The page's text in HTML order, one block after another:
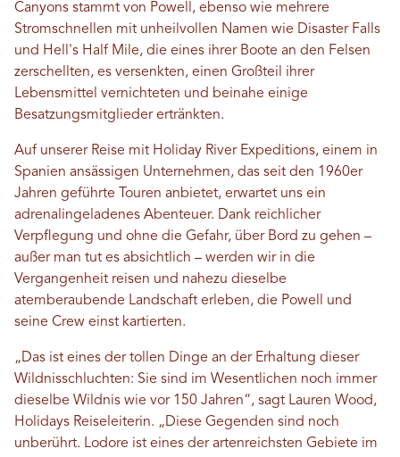
Canyons stammt von Powell, ebenso wie mehrere
Stromschnellen mit unheilvollen Namen wie Disaster Falls
und Hell's Half Mile, die eines ihrer Boote an den Felsen
zerschellten, es versenkten, einen Großteil ihrer
Lebensmittel vernichteten und beinahe einige
Besatzungsmitglieder ertränkten.
Auf unserer Reise mit Holiday River Expeditions, einem in
Spanien ansässigen Unternehmen, das seit den 1960er
Jahren geführte Touren anbietet, erwartet uns ein
adrenalingeladenes Abenteuer. Dank reichlicher
Verpflegung und ohne die Gefahr, über Bord zu gehen –
außer man tut es absichtlich – werden wir in die
Vergangenheit reisen und nahezu dieselbe
atemberaubende Landschaft erleben, die Powell und
seine Crew einst kartierten.
„Das ist eines der tollen Dinge an der Erhaltung dieser
Wildnisschluchten: Sie sind im Wesentlichen noch immer
dieselbe Wildnis wie vor 150 Jahren“, sagt Lauren Wood,
Holidays Reiseleiterin. „Diese Gegenden sind noch
unberührt. Lodore ist eines der artenreichsten Gebiete im